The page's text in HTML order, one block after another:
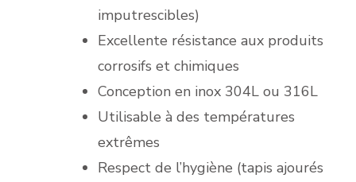
imputrescibles)
Excellente résistance aux produits
corrosifs et chimiques
Conception en inox 304L ou 316L
Utilisable à des températures
extrêmes
Respect de l’hygiène (tapis ajourés